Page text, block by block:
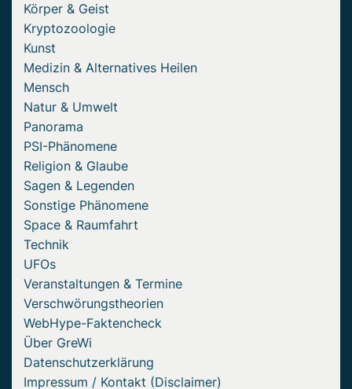
Körper & Geist
Kryptozoologie
Kunst
Medizin & Alternatives Heilen
Mensch
Natur & Umwelt
Panorama
PSI-Phänomene
Religion & Glaube
Sagen & Legenden
Sonstige Phänomene
Space & Raumfahrt
Technik
UFOs
Veranstaltungen & Termine
Verschwörungstheorien
WebHype-Faktencheck
Über GreWi
Datenschutzerklärung
Impressum / Kontakt (Disclaimer)